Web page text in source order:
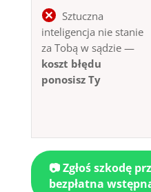
Sztuczna
inteligencja nie stanie
za Tobą w sądzie —
koszt błędu
ponosisz Ty
📷 Zgłoś szkodę
bezpłatna